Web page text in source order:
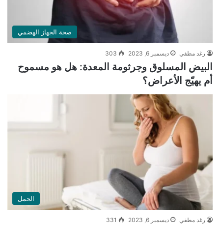
صحة الجهاز الهضمي
رغد مطفي ديسمبر 6, 2023 303
البيض المسلوق وجرثومة المعدة: هل هو مسموح
أم يهيّج الأعراض؟
الحمل
رغد مطفي ديسمبر 6, 2023 331